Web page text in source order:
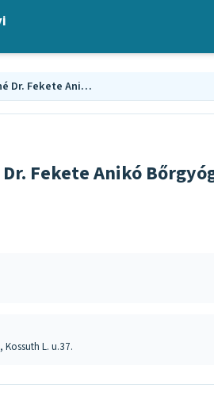
Dr. Dobribánné Dr. Fekete Anikó Bőrgyógyász-Kozmetológus Zalaegerszeg
Fekete Anikó
L. u.37.